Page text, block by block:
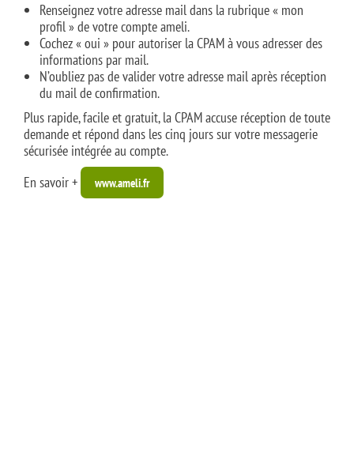
Renseignez votre adresse mail dans la rubrique « mon
profil » de votre compte ameli.
Cochez « oui » pour autoriser la CPAM à vous adresser des
informations par mail.
N’oubliez pas de valider votre adresse mail après réception
du mail de confirmation.
Plus rapide, facile et gratuit, la CPAM accuse réception de toute
demande et répond dans les cinq jours sur votre messagerie
sécurisée intégrée au compte.
En savoir +
www.ameli.fr